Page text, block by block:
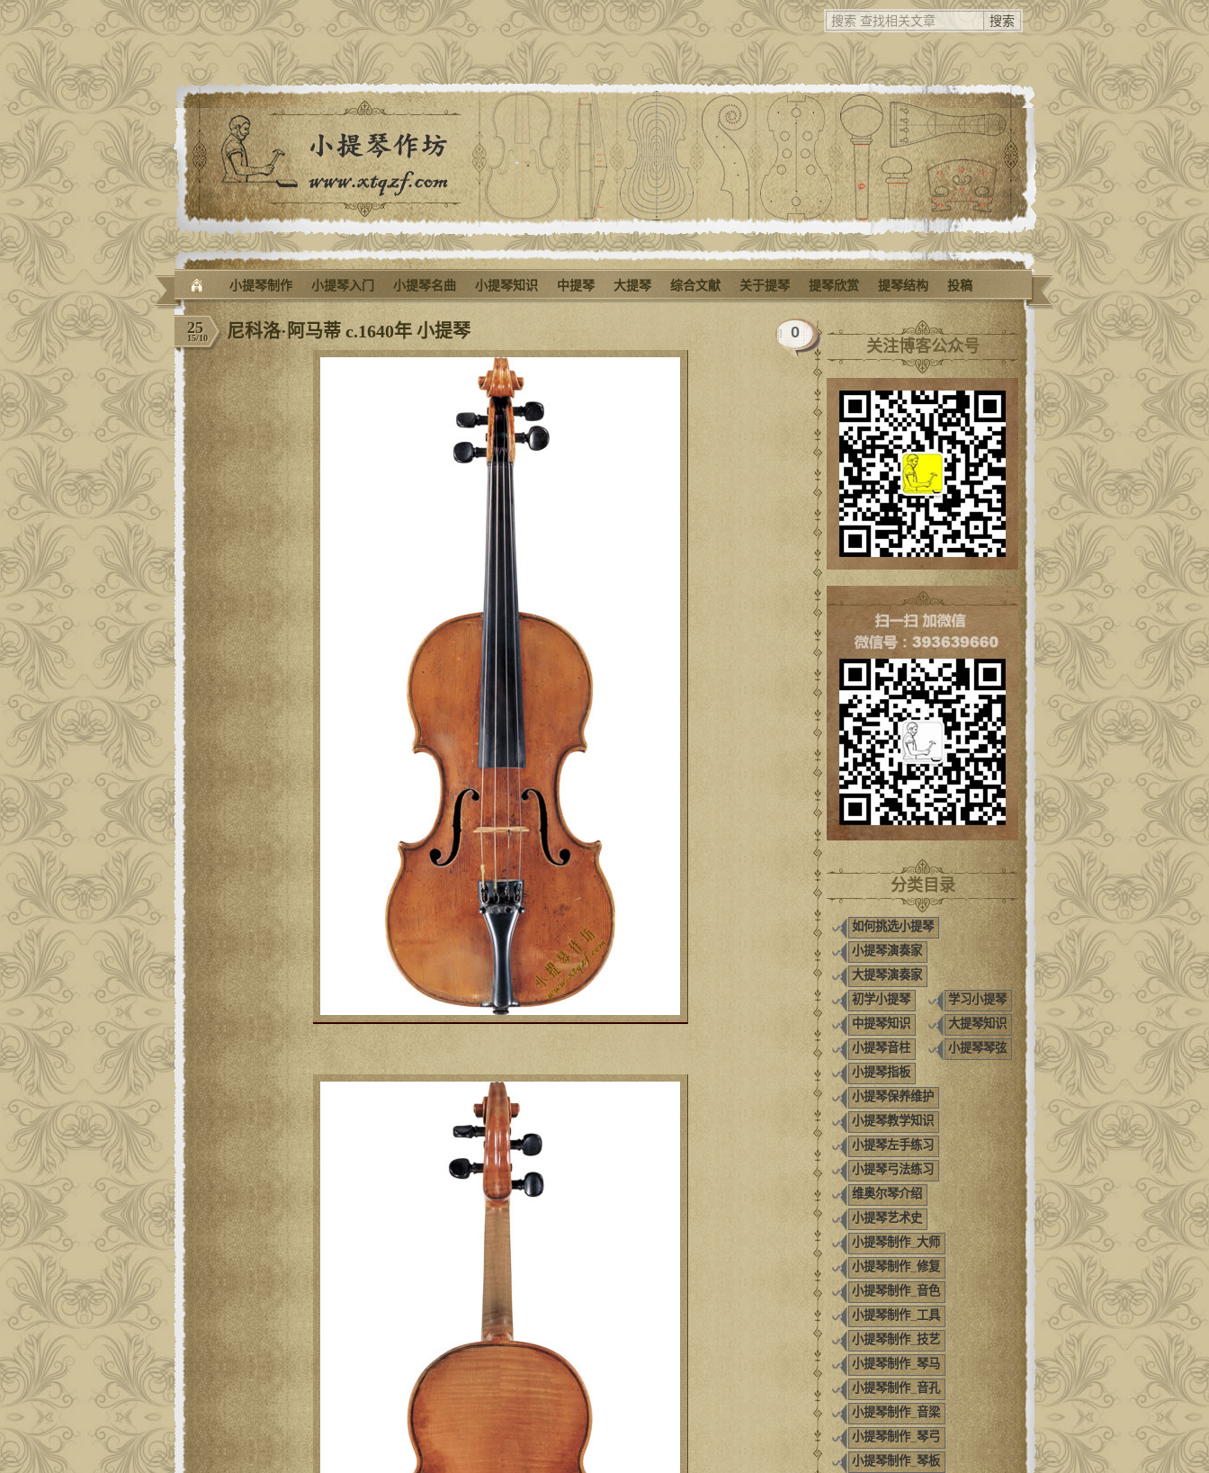
小提琴制作 小提琴入门 小提琴名曲 小提琴知识 中提琴 大提琴 综合文献 关于提琴 提琴欣赏 提琴结构 投稿
尼科洛·阿马蒂 c.1640年 小提琴 0
25
15/10 关注博客公众号
分类目录
如何挑选小提琴
小提琴演奏家
大提琴演奏家
初学小提琴
学习小提琴
中提琴知识
大提琴知识
小提琴音柱
小提琴琴弦
小提琴指板
小提琴保养维护
小提琴教学知识
小提琴左手练习
小提琴弓法练习
维奥尔琴介绍
小提琴艺术史
小提琴制作_大师
小提琴制作_修复
小提琴制作_音色
小提琴制作_工具
小提琴制作_技艺
小提琴制作_琴马
小提琴制作_音孔
小提琴制作_音梁
小提琴制作_琴弓
小提琴制作_琴板